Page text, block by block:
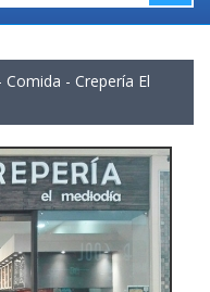
Comida - Crepería El